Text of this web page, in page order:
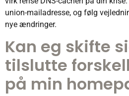
union-mailadresse, og følg
nye ændringer.
Kan eg skifte
tilslutte
på min